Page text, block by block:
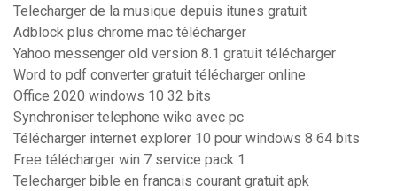
Telecharger de la musique depuis itunes gratuit
Adblock plus chrome mac télécharger
Yahoo messenger old version 8.1 gratuit télécharger
Word to pdf converter gratuit télécharger online
Office 2020 windows 10 32 bits
Synchroniser telephone wiko avec pc
Télécharger internet explorer 10 pour windows 8 64 bits
Free télécharger win 7 service pack 1
Telecharger bible en francais courant gratuit apk